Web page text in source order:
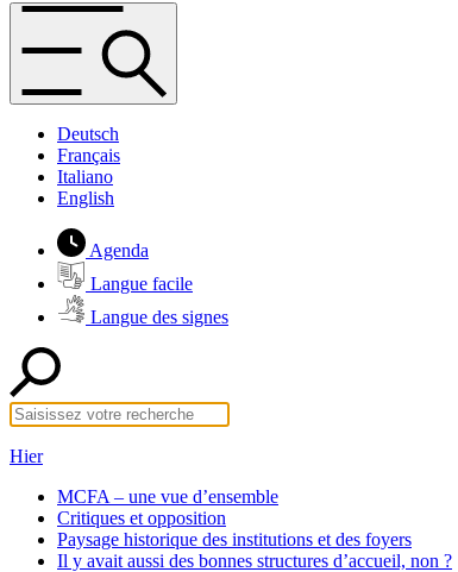
Deutsch
Français
Italiano
English
Agenda
Langue facile
Langue des signes
Hier
MCFA – une vue d’ensemble
Critiques et opposition
Paysage historique des institutions et des foyers
Il y avait aussi des bonnes structures d’accueil, non ?